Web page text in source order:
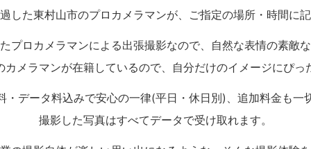
した東村山市のプロカメラマンが、ご指定の場所・時間に
プロカメラマンによる出張撮影なので、自然な表情の素敵
メラマンが在籍しているので、自分だけのイメージにぴ
・データ料込みで安心の一律(平日・休日別)、追加料金も一
撮影した写真はすべてデータで受け取れます。